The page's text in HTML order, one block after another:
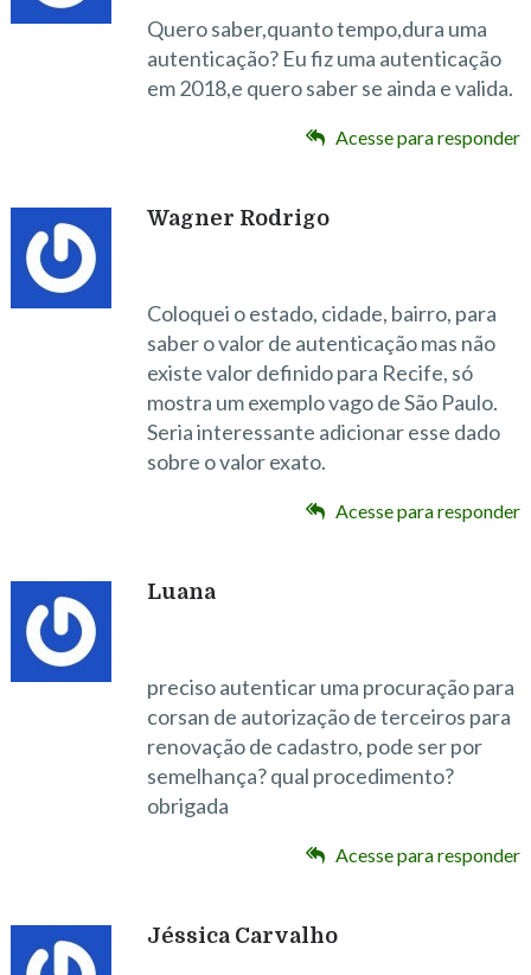
Quero saber,quanto tempo,dura uma
autenticação? Eu fiz uma autenticação
em 2018,e quero saber se ainda e valida.
Acesse para responder
Wagner Rodrigo
Coloquei o estado, cidade, bairro, para
saber o valor de autenticação mas não
existe valor definido para Recife, só
mostra um exemplo vago de São Paulo.
Seria interessante adicionar esse dado
sobre o valor exato.
Acesse para responder
Luana
preciso autenticar uma procuração para
corsan de autorização de terceiros para
renovação de cadastro, pode ser por
semelhança? qual procedimento?
obrigada
Acesse para responder
Jéssica Carvalho